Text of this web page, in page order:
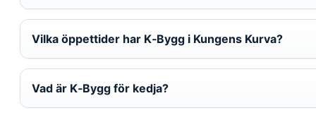
Vilka öppettider har K‑Bygg i Kungens Kurva?
Vad är K‑Bygg för kedja?